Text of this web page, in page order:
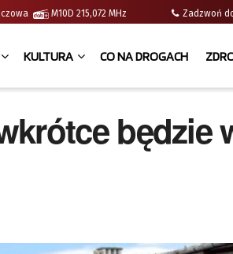
M10D 215,072 MHz Zadzwoń
KULTURA CO NA DROGACH
będzie